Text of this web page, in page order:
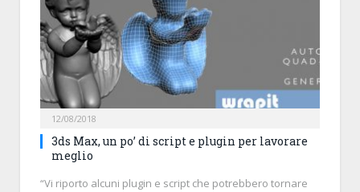
12/08/2018
3ds Max, un po’ di script e plugin per lavorare
meglio
“Vi riporto alcuni plugin e script che potrebbero tornare